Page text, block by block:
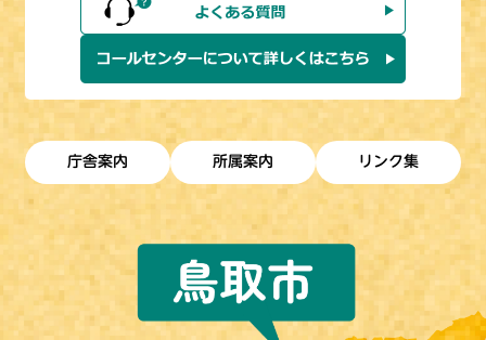
庁舎案内 所属案内 リンク集